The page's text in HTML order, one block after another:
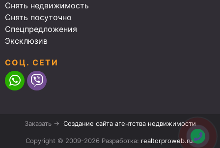
Снять недвижимость
Снять посуточно
Спецпредложения
Эксклюзив
СОЦ. СЕТИ
Заказать → Создание сайта агентства недвижимости
Copyright © 2009-2026 Разработка: realtorproweb.ru.